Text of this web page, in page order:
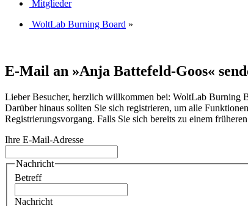
Mitglieder
WoltLab Burning Board »
E-Mail an »Anja Battefeld-Goos«
Lieber Besucher, herzlich willkommen bei: WoltLab Burning
Darüber hinaus sollten Sie sich registrieren, um alle
Registrierungsvorgang. Falls Sie sich bereits zu einem
Ihre E-Mail-Adresse
Nachricht
Betreff
Nachricht